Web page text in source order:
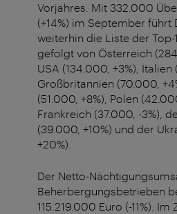
Vorjahres. Mit 332.000
(+14%) im September führt
weiterhin die Liste der Top-
gefolgt von Österreich
USA (134.000, +3%), Italien
Großbritannien (70.000,
(51.000, +8%), Polen
Frankreich (37.000, -3%),
(39.000, +10%) und der
+20%).
Der Netto-
Beherbergungsbetrieben
115.219.000 Euro (-11%).